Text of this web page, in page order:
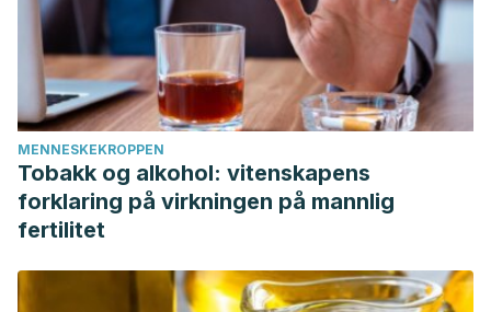
MENNESKEKROPPEN
Tobakk og alkohol: vitenskapens
forklaring på virkningen på mannlig
fertilitet